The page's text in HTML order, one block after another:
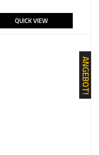
QUICK VIEW
ANGEBOT!